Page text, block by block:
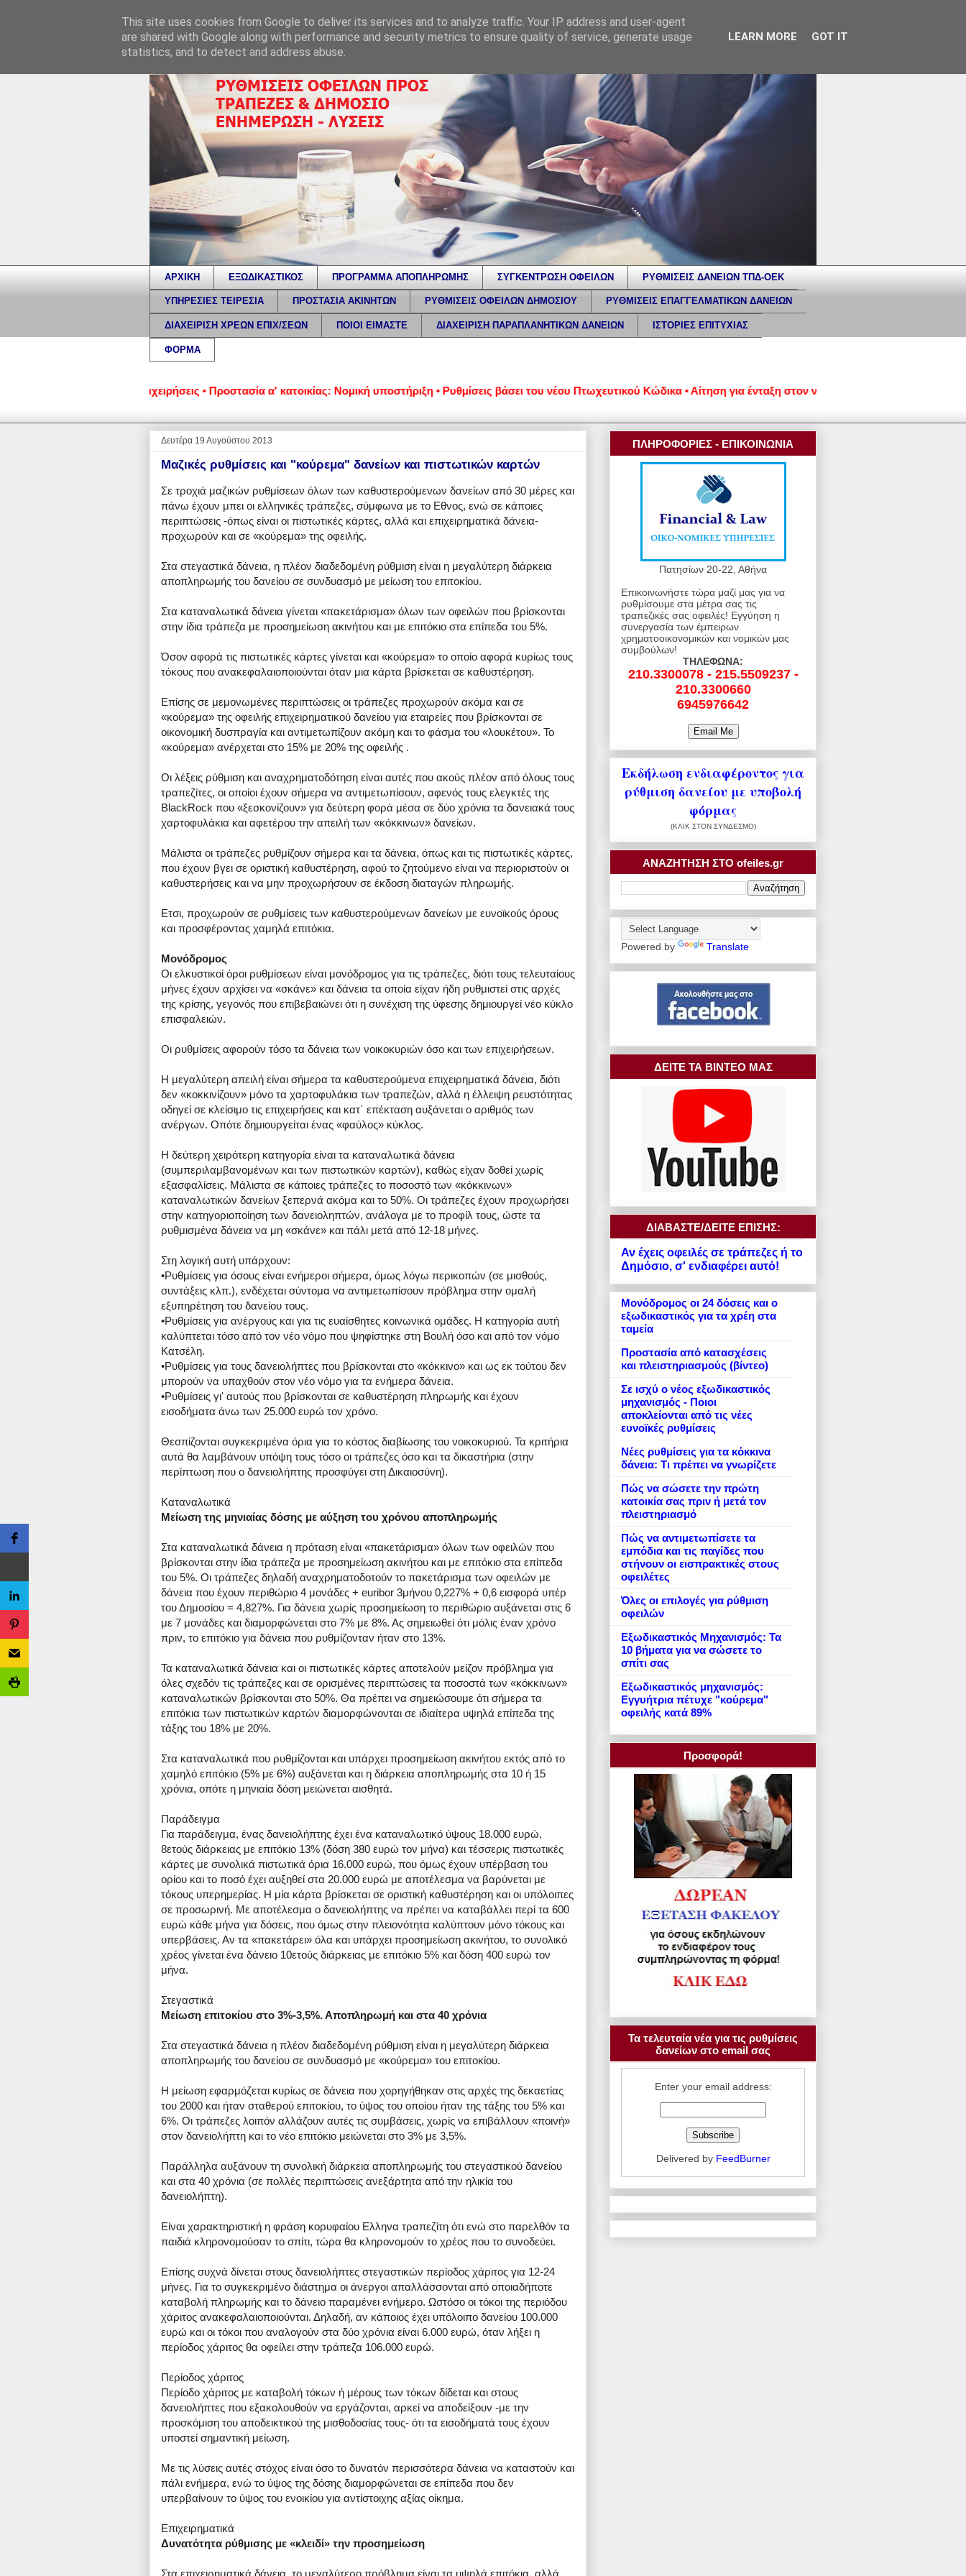
ΑΡΧΙΚΗ ΕΞΩΔΙΚΑΣΤΙΚΟΣ ΠΡΟΓΡΑΜΜΑ ΑΠΟΠΛΗΡΩΜΗΣ ΣΥΓΚΕΝΤΡΩΣΗ ΟΦΕΙΛΩΝ ΡΥΘΜΙΣΕΙΣ ΔΑΝΕΙΩΝ ΤΠΔ-ΟΕΚ
ΥΠΗΡΕΣΙΕΣ ΤΕΙΡΕΣΙΑ ΠΡΟΣΤΑΣΙΑ ΑΚΙΝΗΤΩΝ ΡΥΘΜΙΣΕΙΣ ΟΦΕΙΛΩΝ ΔΗΜΟΣΙΟΥ ΡΥΘΜΙΣΕΙΣ ΕΠΑΓΓΕΛΜΑΤΙΚΩΝ ΔΑΝΕΙΩΝ
ΔΙΑΧΕΙΡΙΣΗ ΧΡΕΩΝ ΕΠΙΧ/ΣΕΩΝ ΠΟΙΟΙ ΕΙΜΑΣΤΕ ΔΙΑΧΕΙΡΙΣΗ ΠΑΡΑΠΛΑΝΗΤΙΚΩΝ ΔΑΝΕΙΩΝ ΙΣΤΟΡΙΕΣ ΕΠΙΤΥΧΙΑΣ
ΦΟΡΜΑ
νοικοκυριά και επιχειρήσεις • Προστασία α' κατοικίας: Νομική υποστήριξη • Ρυθμίσεις βάσει του νέου Πτωχευτικού Κώδικα • Αίτηση για ένταξη στον νέο εξωδικαστικό μηχανισμό
Δευτέρα 19 Αυγούστου 2013
Μαζικές ρυθμίσεις και "κούρεμα" δανείων και πιστωτικών καρτών
Σε τροχιά μαζικών ρυθμίσεων όλων των καθυστερούμενων δανείων από 30 μέρες και
πάνω έχουν μπει οι ελληνικές τράπεζες, σύμφωνα με το Εθνος, ενώ σε κάποιες
περιπτώσεις -όπως είναι οι πιστωτικές κάρτες, αλλά και επιχειρηματικά δάνεια-
προχωρούν και σε «κούρεμα» της οφειλής.
Στα στεγαστικά δάνεια, η πλέον διαδεδομένη ρύθμιση είναι η μεγαλύτερη διάρκεια
αποπληρωμής του δανείου σε συνδυασμό με μείωση του επιτοκίου.
Στα καταναλωτικά δάνεια γίνεται «πακετάρισμα» όλων των οφειλών που βρίσκονται
στην ίδια τράπεζα με προσημείωση ακινήτου και με επιτόκιο στα επίπεδα του 5%.
Όσον αφορά τις πιστωτικές κάρτες γίνεται και «κούρεμα» το οποίο αφορά κυρίως τους
τόκους που ανακεφαλαιοποιούνται όταν μια κάρτα βρίσκεται σε καθυστέρηση.
Επίσης σε μεμονωμένες περιπτώσεις οι τράπεζες προχωρούν ακόμα και σε
«κούρεμα» της οφειλής επιχειρηματικού δανείου για εταιρείες που βρίσκονται σε
οικονομική δυσπραγία και αντιμετωπίζουν ακόμη και το φάσμα του «λουκέτου». Το
«κούρεμα» ανέρχεται στο 15% με 20% της οφειλής .
Οι λέξεις ρύθμιση και αναχρηματοδότηση είναι αυτές που ακούς πλέον από όλους τους
τραπεζίτες, οι οποίοι έχουν σήμερα να αντιμετωπίσουν, αφενός τους ελεγκτές της
BlackRock που «ξεσκονίζουν» για δεύτερη φορά μέσα σε δύο χρόνια τα δανειακά τους
χαρτοφυλάκια και αφετέρου την απειλή των «κόκκινων» δανείων.
Μάλιστα οι τράπεζες ρυθμίζουν σήμερα και τα δάνεια, όπως και τις πιστωτικές κάρτες,
που έχουν βγει σε οριστική καθυστέρηση, αφού το ζητούμενο είναι να περιοριστούν οι
καθυστερήσεις και να μην προχωρήσουν σε έκδοση διαταγών πληρωμής.
Ετσι, προχωρούν σε ρυθμίσεις των καθυστερούμενων δανείων με ευνοϊκούς όρους
και προσφέροντας χαμηλά επιτόκια.
Μονόδρομος
Οι ελκυστικοί όροι ρυθμίσεων είναι μονόδρομος για τις τράπεζες, διότι τους τελευταίους
μήνες έχουν αρχίσει να «σκάνε» και δάνεια τα οποία είχαν ήδη ρυθμιστεί στις αρχές
της κρίσης, γεγονός που επιβεβαιώνει ότι η συνέχιση της ύφεσης δημιουργεί νέο κύκλο
επισφαλειών.
Οι ρυθμίσεις αφορούν τόσο τα δάνεια των νοικοκυριών όσο και των επιχειρήσεων.
Η μεγαλύτερη απειλή είναι σήμερα τα καθυστερούμενα επιχειρηματικά δάνεια, διότι
δεν «κοκκινίζουν» μόνο τα χαρτοφυλάκια των τραπεζών, αλλά η έλλειψη ρευστότητας
οδηγεί σε κλείσιμο τις επιχειρήσεις και κατ΄ επέκταση αυξάνεται ο αριθμός των
ανέργων. Οπότε δημιουργείται ένας «φαύλος» κύκλος.
Η δεύτερη χειρότερη κατηγορία είναι τα καταναλωτικά δάνεια
(συμπεριλαμβανομένων και των πιστωτικών καρτών), καθώς είχαν δοθεί χωρίς
εξασφαλίσεις. Μάλιστα σε κάποιες τράπεζες το ποσοστό των «κόκκινων»
καταναλωτικών δανείων ξεπερνά ακόμα και το 50%. Οι τράπεζες έχουν προχωρήσει
στην κατηγοριοποίηση των δανειοληπτών, ανάλογα με το προφίλ τους, ώστε τα
ρυθμισμένα δάνεια να μη «σκάνε» και πάλι μετά από 12-18 μήνες.
Στη λογική αυτή υπάρχουν:
•Ρυθμίσεις για όσους είναι ενήμεροι σήμερα, όμως λόγω περικοπών (σε μισθούς,
συντάξεις κλπ.), ενδέχεται σύντομα να αντιμετωπίσουν πρόβλημα στην ομαλή
εξυπηρέτηση του δανείου τους.
•Ρυθμίσεις για ανέργους και για τις ευαίσθητες κοινωνικά ομάδες. Η κατηγορία αυτή
καλύπτεται τόσο από τον νέο νόμο που ψηφίστηκε στη Βουλή όσο και από τον νόμο
Κατσέλη.
•Ρυθμίσεις για τους δανειολήπτες που βρίσκονται στο «κόκκινο» και ως εκ τούτου δεν
μπορούν να υπαχθούν στον νέο νόμο για τα ενήμερα δάνεια.
•Ρυθμίσεις γι' αυτούς που βρίσκονται σε καθυστέρηση πληρωμής και έχουν
εισοδήματα άνω των 25.000 ευρώ τον χρόνο.
Θεσπίζονται συγκεκριμένα όρια για το κόστος διαβίωσης του νοικοκυριού. Τα κριτήρια
αυτά θα λαμβάνουν υπόψη τους τόσο οι τράπεζες όσο και τα δικαστήρια (στην
περίπτωση που ο δανειολήπτης προσφύγει στη Δικαιοσύνη).
Καταναλωτικά
Μείωση της μηνιαίας δόσης με αύξηση του χρόνου αποπληρωμής
Στα καταναλωτικά δάνεια η πρόταση είναι «πακετάρισμα» όλων των οφειλών που
βρίσκονται στην ίδια τράπεζα με προσημείωση ακινήτου και με επιτόκιο στα επίπεδα
του 5%. Οι τράπεζες δηλαδή αναχρηματοδοτούν το πακετάρισμα των οφειλών με
δάνεια που έχουν περιθώριο 4 μονάδες + euribor 3μήνου 0,227% + 0,6 εισφορά υπέρ
του Δημοσίου = 4,827%. Για δάνεια χωρίς προσημείωση το περιθώριο αυξάνεται στις 6
με 7 μονάδες και διαμορφώνεται στο 7% με 8%. Ας σημειωθεί ότι μόλις έναν χρόνο
πριν, το επιτόκιο για δάνεια που ρυθμίζονταν ήταν στο 13%.
Τα καταναλωτικά δάνεια και οι πιστωτικές κάρτες αποτελούν μείζον πρόβλημα για
όλες σχεδόν τις τράπεζες και σε ορισμένες περιπτώσεις τα ποσοστά των «κόκκινων»
καταναλωτικών βρίσκονται στο 50%. Θα πρέπει να σημειώσουμε ότι σήμερα τα
επιτόκια των πιστωτικών καρτών διαμορφώνονται σε ιδιαίτερα υψηλά επίπεδα της
τάξης του 18% με 20%.
Στα καταναλωτικά που ρυθμίζονται και υπάρχει προσημείωση ακινήτου εκτός από το
χαμηλό επιτόκιο (5% με 6%) αυξάνεται και η διάρκεια αποπληρωμής στα 10 ή 15
χρόνια, οπότε η μηνιαία δόση μειώνεται αισθητά.
Παράδειγμα
Για παράδειγμα, ένας δανειολήπτης έχει ένα καταναλωτικό ύψους 18.000 ευρώ,
8ετούς διάρκειας με επιτόκιο 13% (δόση 380 ευρώ τον μήνα) και τέσσερις πιστωτικές
κάρτες με συνολικά πιστωτικά όρια 16.000 ευρώ, που όμως έχουν υπέρβαση του
ορίου και το ποσό έχει αυξηθεί στα 20.000 ευρώ με αποτέλεσμα να βαρύνεται με
τόκους υπερημερίας. Η μία κάρτα βρίσκεται σε οριστική καθυστέρηση και οι υπόλοιπες
σε προσωρινή. Με αποτέλεσμα ο δανειολήπτης να πρέπει να καταβάλλει περί τα 600
ευρώ κάθε μήνα για δόσεις, που όμως στην πλειονότητα καλύπτουν μόνο τόκους και
υπερβάσεις. Αν τα «πακετάρει» όλα και υπάρχει προσημείωση ακινήτου, το συνολικό
χρέος γίνεται ένα δάνειο 10ετούς διάρκειας με επιτόκιο 5% και δόση 400 ευρώ τον
μήνα.
Στεγαστικά
Μείωση επιτοκίου στο 3%-3,5%. Αποπληρωμή και στα 40 χρόνια
Στα στεγαστικά δάνεια η πλέον διαδεδομένη ρύθμιση είναι η μεγαλύτερη διάρκεια
αποπληρωμής του δανείου σε συνδυασμό με «κούρεμα» του επιτοκίου.
Η μείωση εφαρμόζεται κυρίως σε δάνεια που χορηγήθηκαν στις αρχές της δεκαετίας
του 2000 και ήταν σταθερού επιτοκίου, το ύψος του οποίου ήταν της τάξης του 5% και
6%. Οι τράπεζες λοιπόν αλλάζουν αυτές τις συμβάσεις, χωρίς να επιβάλλουν «ποινή»
στον δανειολήπτη και το νέο επιτόκιο μειώνεται στο 3% με 3,5%.
Παράλληλα αυξάνουν τη συνολική διάρκεια αποπληρωμής του στεγαστικού δανείου
και στα 40 χρόνια (σε πολλές περιπτώσεις ανεξάρτητα από την ηλικία του
δανειολήπτη).
Είναι χαρακτηριστική η φράση κορυφαίου Ελληνα τραπεζίτη ότι ενώ στο παρελθόν τα
παιδιά κληρονομούσαν το σπίτι, τώρα θα κληρονομούν το χρέος που το συνοδεύει.
Επίσης συχνά δίνεται στους δανειολήπτες στεγαστικών περίοδος χάριτος για 12-24
μήνες. Για το συγκεκριμένο διάστημα οι άνεργοι απαλλάσσονται από οποιαδήποτε
καταβολή πληρωμής και το δάνειο παραμένει ενήμερο. Ωστόσο οι τόκοι της περιόδου
χάριτος ανακεφαλαιοποιούνται. Δηλαδή, αν κάποιος έχει υπόλοιπο δανείου 100.000
ευρώ και οι τόκοι που αναλογούν στα δύο χρόνια είναι 6.000 ευρώ, όταν λήξει η
περίοδος χάριτος θα οφείλει στην τράπεζα 106.000 ευρώ.
Περίοδος χάριτος
Περίοδο χάριτος με καταβολή τόκων ή μέρους των τόκων δίδεται και στους
δανειολήπτες που εξακολουθούν να εργάζονται, αρκεί να αποδείξουν -με την
προσκόμιση του αποδεικτικού της μισθοδοσίας τους- ότι τα εισοδήματά τους έχουν
υποστεί σημαντική μείωση.
Με τις λύσεις αυτές στόχος είναι όσο το δυνατόν περισσότερα δάνεια να καταστούν και
πάλι ενήμερα, ενώ το ύψος της δόσης διαμορφώνεται σε επίπεδα που δεν
υπερβαίνουν το ύψος του ενοικίου για αντίστοιχης αξίας οίκημα.
Επιχειρηματικά
Δυνατότητα ρύθμισης με «κλειδί» την προσημείωση
ΠΛΗΡΟΦΟΡΙΕΣ - ΕΠΙΚΟΙΝΩΝΙΑ
Πατησίων 20-22, Αθήνα
Επικοινωνήστε τώρα μαζί μας για να
ρυθμίσουμε στα μέτρα σας τις
τραπεζικές σας οφειλές! Εγγύηση η
συνεργασία των έμπειρων
χρηματοοικονομικών και νομικών μας
συμβούλων!
ΤΗΛΕΦΩΝΑ:
210.3300078 - 215.5509237 -
210.3300660
6945976642
Εκδήλωση ενδιαφέροντος για
ρύθμιση δανείου με υποβολή
φόρμας
(ΚΛΙΚ ΣΤΟΝ ΣΥΝΔΕΣΜΟ)
ΑΝΑΖΗΤΗΣΗ ΣΤΟ ofeiles.gr
Powered by Translate
ΔΕΙΤΕ ΤΑ ΒΙΝΤΕΟ ΜΑΣ
ΔΙΑΒΑΣΤΕ/ΔΕΙΤΕ ΕΠΙΣΗΣ:
Αν έχεις οφειλές σε τράπεζες ή το
Δημόσιο, σ' ενδιαφέρει αυτό!
Μονόδρομος οι 24 δόσεις και ο
εξωδικαστικός για τα χρέη στα
ταμεία
Προστασία από κατασχέσεις
και πλειστηριασμούς (βίντεο)
Σε ισχύ ο νέος εξωδικαστικός
μηχανισμός - Ποιοι
αποκλείονται από τις νέες
ευνοϊκές ρυθμίσεις
Νέες ρυθμίσεις για τα κόκκινα
δάνεια: Τι πρέπει να γνωρίζετε
Πώς να σώσετε την πρώτη
κατοικία σας πριν ή μετά τον
πλειστηριασμό
Πώς να αντιμετωπίσετε τα
εμπόδια και τις παγίδες που
στήνουν οι εισπρακτικές στους
οφειλέτες
Όλες οι επιλογές για ρύθμιση
οφειλών
Εξωδικαστικός Μηχανισμός: Τα
10 βήματα για να σώσετε το
σπίτι σας
Εξωδικαστικός μηχανισμός:
Εγγυήτρια πέτυχε "κούρεμα"
οφειλής κατά 89%
Προσφορά!
Τα τελευταία νέα για τις ρυθμίσεις
δανείων στο email σας
Enter your email address:
Delivered by FeedBurner
This site uses cookies from Google to deliver its services and to analyze traffic. Your IP address and user-agent
are shared with Google along with performance and security metrics to ensure quality of service, generate usage
statistics, and to detect and address abuse.
LEARN MORE GOT IT